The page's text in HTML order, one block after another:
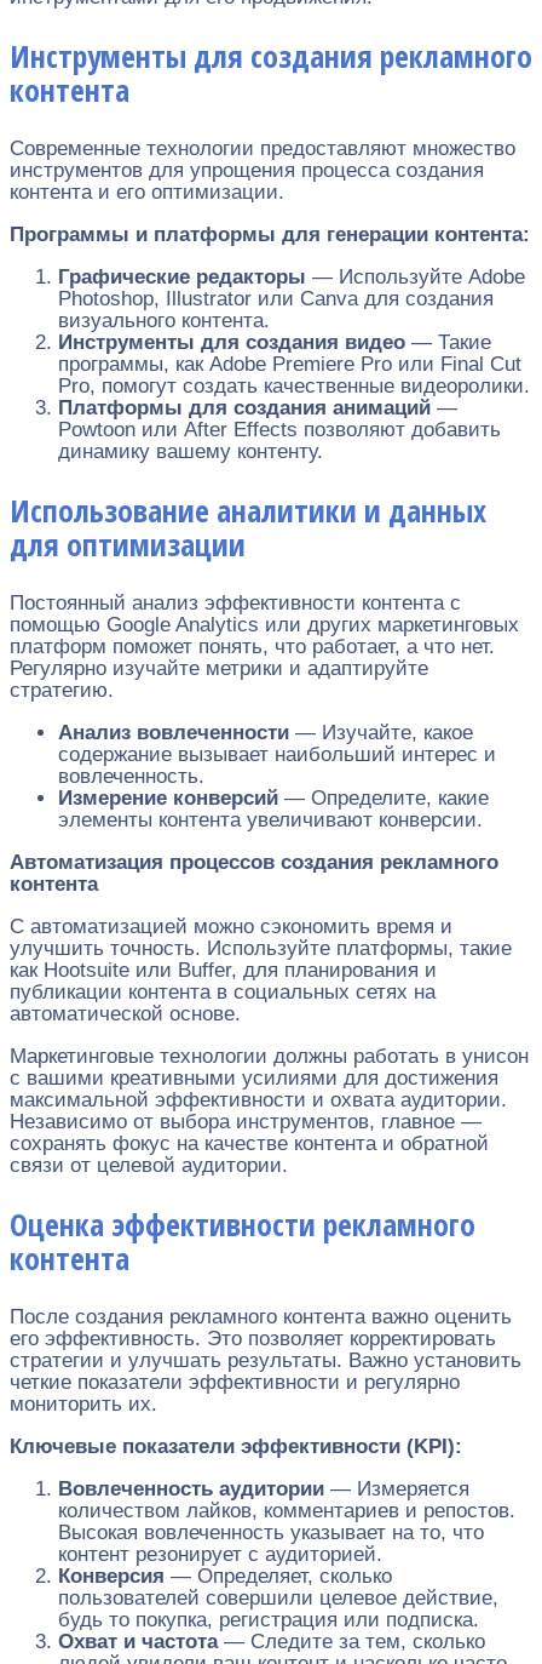
Инструменты для создания рекламного
контента
Современные технологии предоставляют множество
инструментов для упрощения процесса создания
контента и его оптимизации.
Программы и платформы для генерации контента:
Графические редакторы — Используйте Adobe
Photoshop, Illustrator или Canva для создания
визуального контента.
Инструменты для создания видео — Такие
программы, как Adobe Premiere Pro или Final Cut
Pro, помогут создать качественные видеоролики.
Платформы для создания анимаций —
Powtoon или After Effects позволяют добавить
динамику вашему контенту.
Использование аналитики и данных
для оптимизации
Постоянный анализ эффективности контента с
помощью Google Analytics или других маркетинговых
платформ поможет понять, что работает, а что нет.
Регулярно изучайте метрики и адаптируйте
стратегию.
Анализ вовлеченности — Изучайте, какое
содержание вызывает наибольший интерес и
вовлеченность.
Измерение конверсий — Определите, какие
элементы контента увеличивают конверсии.
Автоматизация процессов создания рекламного
контента
С автоматизацией можно сэкономить время и
улучшить точность. Используйте платформы, такие
как Hootsuite или Buffer, для планирования и
публикации контента в социальных сетях на
автоматической основе.
Маркетинговые технологии должны работать в унисон
с вашими креативными усилиями для достижения
максимальной эффективности и охвата аудитории.
Независимо от выбора инструментов, главное —
сохранять фокус на качестве контента и обратной
связи от целевой аудитории.
Оценка эффективности рекламного
контента
После создания рекламного контента важно оценить
его эффективность. Это позволяет корректировать
стратегии и улучшать результаты. Важно установить
четкие показатели эффективности и регулярно
мониторить их.
Ключевые показатели эффективности (KPI):
Вовлеченность аудитории — Измеряется
количеством лайков, комментариев и репостов.
Высокая вовлеченность указывает на то, что
контент резонирует с аудиторией.
Конверсия — Определяет, сколько
пользователей совершили целевое действие,
будь то покупка, регистрация или подписка.
Охват и частота— Следите за тем, сколько